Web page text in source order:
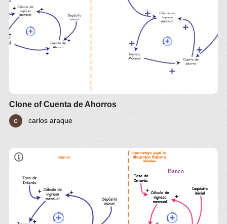
Clone of Cuenta de Ahorros
carlos araque